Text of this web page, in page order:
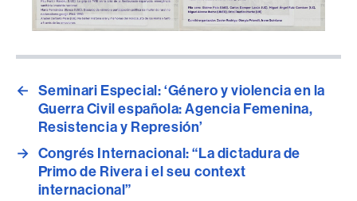
← Seminari Especial: ‘Género y violencia en la
Guerra Civil española: Agencia Femenina,
Resistencia y Represión’
→ Congrés Internacional: “La dictadura de
Primo de Rivera i el seu context
internacional”